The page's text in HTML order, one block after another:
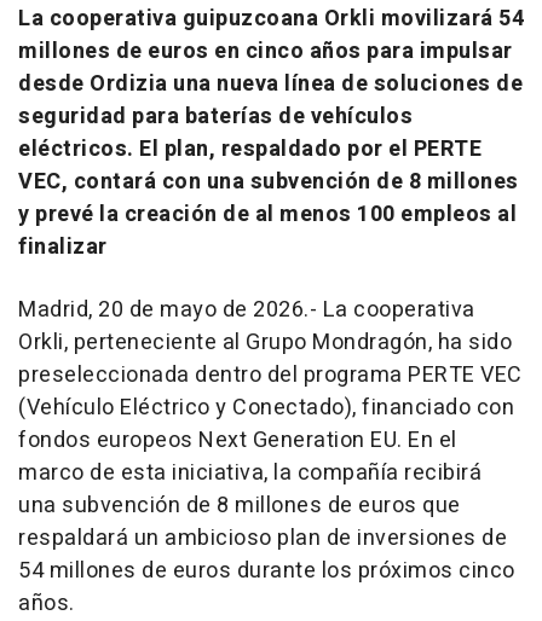
La cooperativa guipuzcoana Orkli movilizará 54
millones de euros en cinco años para impulsar
desde Ordizia una nueva línea de soluciones de
seguridad para baterías de vehículos
eléctricos. El plan, respaldado por el PERTE
VEC, contará con una subvención de 8 millones
y prevé la creación de al menos 100 empleos al
finalizar
Madrid, 20 de mayo de 2026.- La cooperativa
Orkli, perteneciente al Grupo Mondragón, ha sido
preseleccionada dentro del programa PERTE VEC
(Vehículo Eléctrico y Conectado), financiado con
fondos europeos Next Generation EU. En el
marco de esta iniciativa, la compañía recibirá
una subvención de 8 millones de euros que
respaldará un ambicioso plan de inversiones de
54 millones de euros durante los próximos cinco
años.